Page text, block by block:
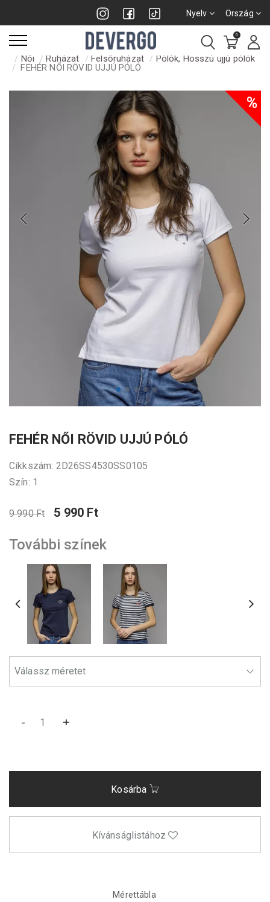
Nyelv Ország
0
Női Ruházat Felsőruházat
Pólók, Hosszú ujjú pólók
FEHÉR NŐI RÖVID UJJÚ PÓLÓ
%
FEHÉR NŐI RÖVID UJJÚ PÓLÓ
Cikkszám: 2D26SS4530SS0105
Szín: 1
9 990 Ft 5 990 Ft
További színek
- +
Kosárba
Kívánságlistához
Mérettábla